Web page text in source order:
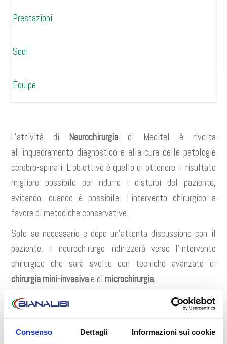
Consenso Dettagli Informazioni sui cookie
Prestazioni
Sedi
Équipe
L’attività di Neurochirurgia di Meditel è rivolta
all’inquadramento diagnostico e alla cura delle patologie
cerebro-spinali. L’obiettivo è quello di ottenere il risultato
migliore possibile per ridurre i disturbi del paziente,
evitando, quando è possibile, l’intervento chirurgico a
favore di metodiche conservative.
Solo se necessario e dopo un’attenta discussione con il
paziente, il neurochirurgo indirizzerà verso l’intervento
chirurgico che sarà svolto con tecniche avanzate di
chirurgia mini-invasivae dimicrochirurgia.